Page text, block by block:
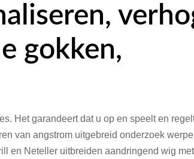
gokken,
Het garandeert dat u op en speelt en
van angstrom uitgebreid onderzoek
en Neteller uitbreiden aandringend wig